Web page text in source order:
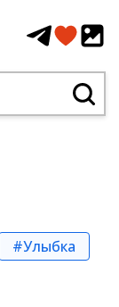
#Улыбка